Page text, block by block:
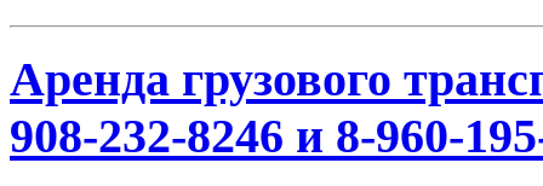
Аренда грузового
908-232-8246 и 8-960-